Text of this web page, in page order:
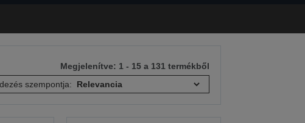
Megjelenítve: 1 - 15 a 131 termékből
szempontja: